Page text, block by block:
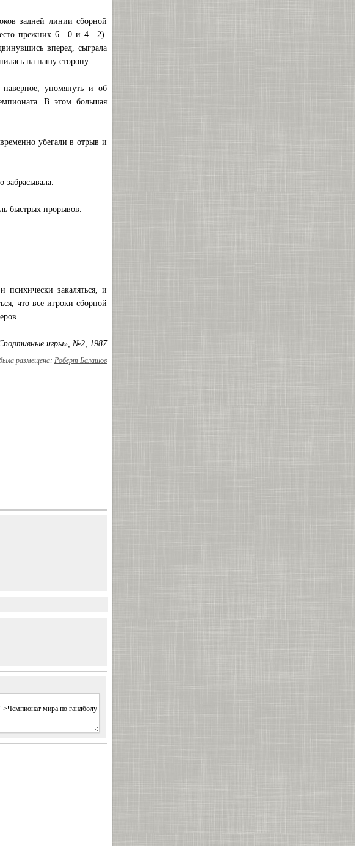
задней линии сборной
прежних 6—0 и 4—2).
вперед, сыграла
на нашу сторону.
упомянуть и об
В этом большая
убегали в отрыв и
забрасывала.
быстрых прорывов.
закаляться, и
что все игроки сборной
игры», №2, 1987
размещена: Роберт Балашов